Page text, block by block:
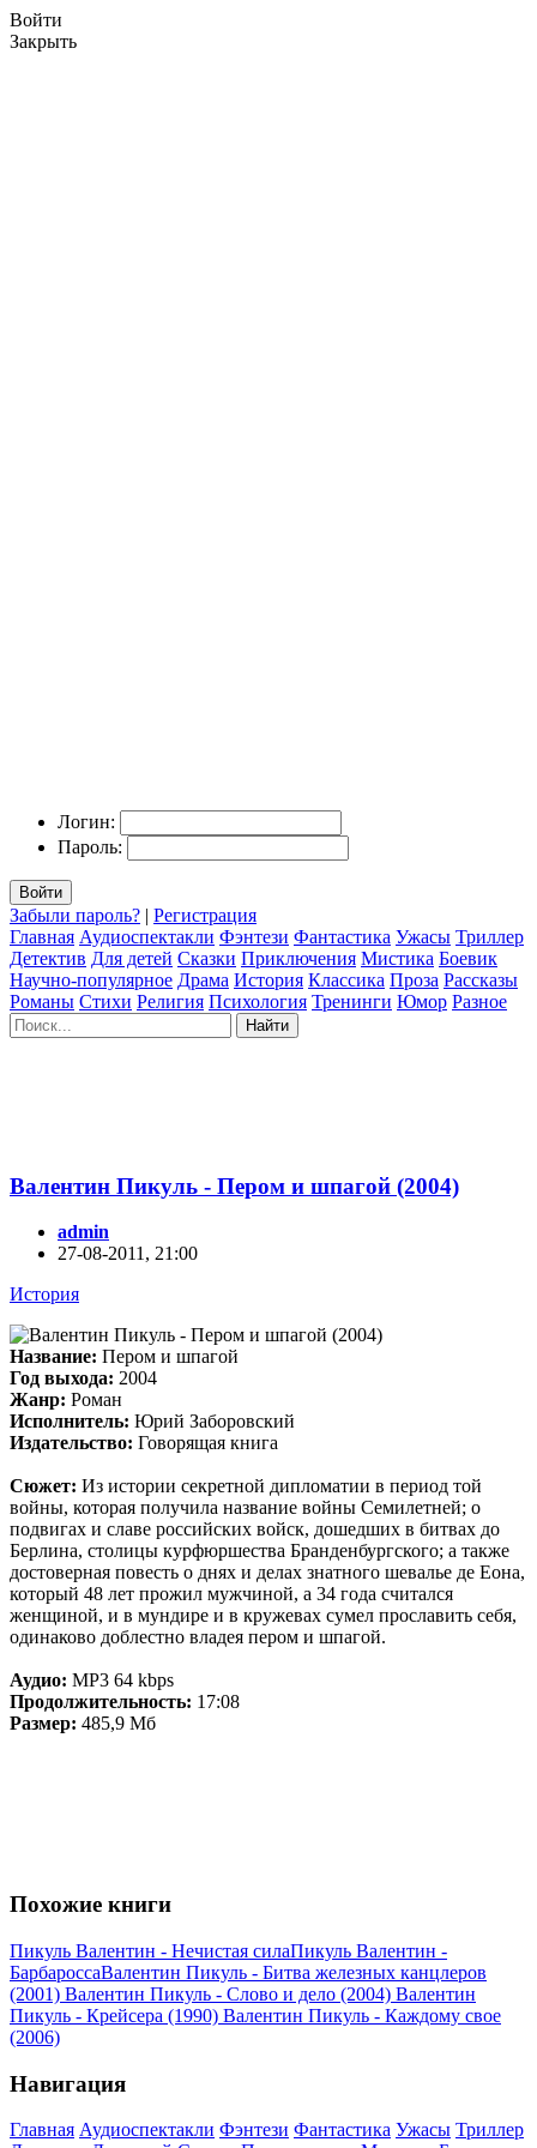
Войти
Закрыть
Логин:
Пароль:
Войти
Забыли пароль? | Регистрация
Главная Аудиоспектакли Фэнтези Фантастика Ужасы Триллер
Детектив Для детей Сказки Приключения Мистика Боевик
Научно-популярное Драма История Классика Проза Рассказы
Романы Стихи Религия Психология Тренинги Юмор Разное
Найти
Валентин Пикуль - Пером и шпагой (2004)
admin
27-08-2011, 21:00
История
Название: Пером и шпагой
Год выхода: 2004
Жанр: Pоман
Исполнитель: Юрий Заборовский
Издательство: Говорящая книга
Сюжет: Из истории секретной дипломатии в период той
войны, которая получила название войны Семилетней; о
подвигах и славе российских войск, дошедших в битвах до
Берлина, столицы курфюршества Бранденбургского; а также
достоверная повесть о днях и делах знатного шевалье де Еона,
который 48 лет прожил мужчиной, а 34 года считался
женщиной, и в мундире и в кружевах сумел прославить себя,
одинаково доблестно владея пером и шпагой.
Аудио: MP3 64 kbps
Продолжительность: 17:08
Размер: 485,9 Мб
Похожие книги
Пикуль Валентин - Нечистая силаПикуль Валентин -
БарбароссаВалентин Пикуль - Битва железных канцлеров
(2001) Валентин Пикуль - Слово и дело (2004) Валентин
Пикуль - Крейсера (1990) Валентин Пикуль - Каждому свое
(2006)
Навигация
Главная Аудиоспектакли Фэнтези Фантастика Ужасы Триллер